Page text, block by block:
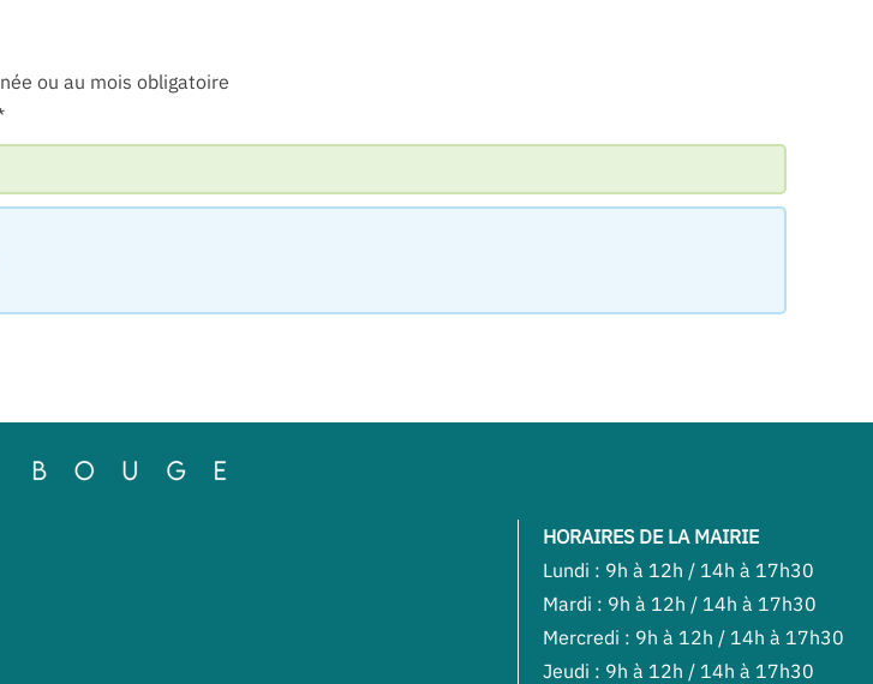
ou au mois obligatoire
HORAIRES DE LA MAIRIE
Lundi : 9h à 12h / 14h à 17h30
Mardi : 9h à 12h / 14h à 17h30
Mercredi : 9h à 12h / 14h à 17h30
Jeudi : 9h à 12h / 14h à 17h30